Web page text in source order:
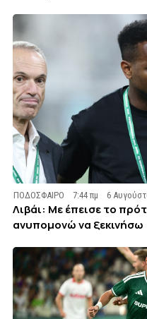
ΠΟΔΟΣΦΑΙΡΟ 7:44 πμ 6
Λιβάι: Με έπεισε το
ανυπομονώ να ξεκινήσω